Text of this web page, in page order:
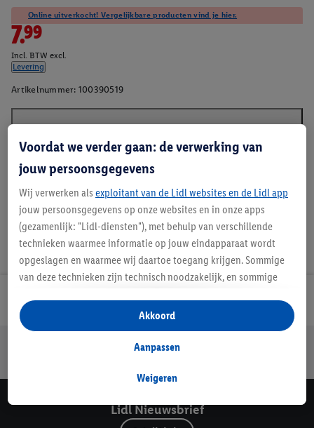
Online uitverkocht! Vergelijkbare producten vind je hier.
7.99
Incl. BTW excl.
Levering
Artikelnummer: 100390519
Beschrijving
Lidl Nieuwsbrief
Jouw voordelen bij ons als Lidl webshop klant
Lidl Nieuwsbrief
Voordat we verder gaan: de verwerking van
jouw persoonsgegevens
Wij verwerken als exploitant van de Lidl websites en de Lidl app
jouw persoonsgegevens op onze websites en in onze apps
(gezamenlijk: "Lidl-diensten"), met behulp van verschillende
technieken waarmee informatie op jouw eindapparaat wordt
opgeslagen en waarmee wij daartoe toegang krijgen. Sommige
van deze technieken zijn technisch noodzakelijk, en sommige
opslaan van voorkeursinstellingen, het verzamelen en
analyseren van statistieken of voor het tonen van
gepersonaliseerde reclame binnen en buiten de Lidl-diensten.
gegevens over jouw aankoopgedrag in de winkel ook voor de
Als je hier toestemming geeft aan ons voor het personaliseren
Weigeren
Aanpassen
Akkoord